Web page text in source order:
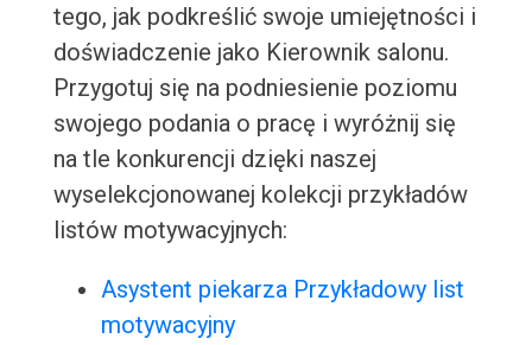
tego, jak podkreślić swoje umiejętności i
doświadczenie jako Kierownik salonu.
Przygotuj się na podniesienie poziomu
swojego podania o pracę i wyróżnij się
na tle konkurencji dzięki naszej
wyselekcjonowanej kolekcji przykładów
listów motywacyjnych:
Asystent piekarza Przykładowy list
motywacyjny